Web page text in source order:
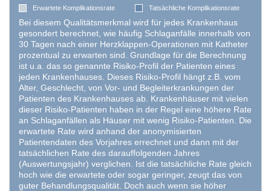
Erwartete Komplikationsrate Tatsächliche Komplikationsrate
Bei diesem Qualitätsmerkmal wird für jedes Krankenhaus
gesondert berechnet, wie häufig Schlaganfälle innerhalb von
30 Tagen nach einer Herzklappen-Operationen mit Katheter
prozentual zu erwarten sind. Grundlage für die Berechnung
ist u.a. das so genannte Risiko-Profil der Patienten eines
jeden Krankenhauses. Dieses Risiko-Profil hängt z.B. vom
Alter, Geschlecht, von Vor- und Begleiterkrankungen der
Patienten des Krankenhauses ab. Krankenhäuser mit vielen
dieser Risiko-Patienten haben in der Regel eine höhere Rate
an Schlaganfällen als Häuser mit wenig Risiko-Patienten. Die
erwartete Rate wird anhand der anonymisierten
Patientendaten des Vorjahres errechnet und dann mit der
tatsächlichen Rate des darauffolgenden Jahres
(Auswertungsjahr) verglichen. Ist die tatsächliche Rate gleich
hoch wie die erwartete oder sogar geringer, zeugt das von
guter Behandlungsqualität. Doch auch wenn sie höher
EXTERNE MEDIEN
Um Inhalte von Videoplattformen und Social Media
Plattformen anzeigen zu können, werden von
diesen externen Medien Cookies gesetzt.
YouTube
Vimeo